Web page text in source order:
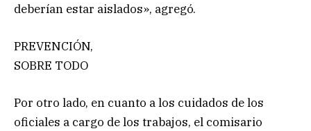
deberían estar aislados», agregó.
PREVENCIÓN,
SOBRE TODO
Por otro lado, en cuanto a los cuidados de los
oficiales a cargo de los trabajos, el comisario